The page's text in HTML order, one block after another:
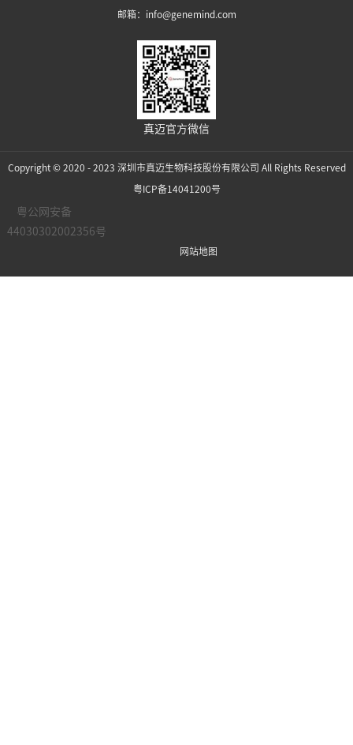
邮箱：info@genemind.com
真迈官方微信
Copyright © 2020 - 2023 深圳市真迈生物科技股份有限公司 All Rights Reserved
粤ICP备14041200号
粤公网安备
44030302002356号
网站地图